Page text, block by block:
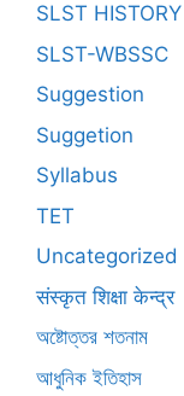
SLST
SLST-WBSSC
Suggestion
Suggetion
Syllabus
TET
Uncategorized
संस्कृत शिक्षा केन्द्र
অষ্টোত্তর শতনাম
আধুনিক ইতিহাস